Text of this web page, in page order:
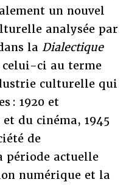
un nouvel
analysée par
la Dialectique
ci au terme
culturelle qui
: 1920 et
du cinéma, 1945
de
période actuelle
numérique et la